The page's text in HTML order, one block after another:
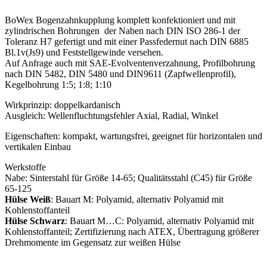
BoWex Bogenzahnkupplung komplett konfektioniert und mit
zylindrischen Bohrungen der Naben nach DIN ISO 286-1 der
Toleranz H7 gefertigt und mit einer Passfedernutnach DIN 6885
Bl.1v(Js9) und Feststellgewinde versehen.
Auf Anfrage auch mit SAE-Evolventenverzahnung, Profilbohrung
nach DIN 5482, DIN 5480 und DIN9611 (Zapfwellenprofil),
Kegelbohrung 1:5; 1:8; 1:10
Wirkprinzip: doppelkardanisch
Ausgleich: Wellenfluchtungsfehler Axial, Radial, Winkel
Eigenschaften: kompakt, wartungsfrei, geeignet für horizontalen und
vertikalen Einbau
Werkstoffe
Nabe: Sinterstahl für Größe 14-65; Qualitätsstahl (C45) für Größe
65-125
Hülse Weiß: Bauart M: Polyamid, alternativ Polyamid mit
Kohlenstoffanteil
Hülse Schwarz: Bauart M…C: Polyamid, alternativ Polyamid mit
Kohlenstoffanteil; Zertifizierung nach ATEX, Übertragung größerer
Drehmomente im Gegensatz zur weißen Hülse